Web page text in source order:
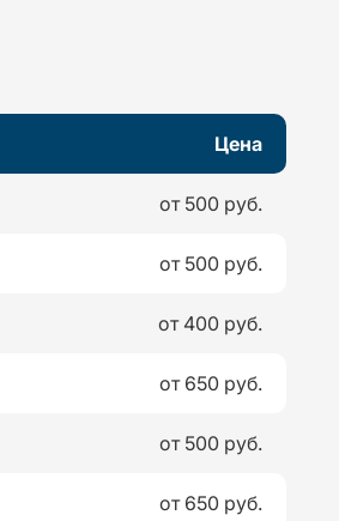
Цена
от 500 руб.
от 500 руб.
от 400 руб.
от 650 руб.
от 500 руб.
от 650 руб.